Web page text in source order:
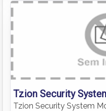
Tzion Security
Tzion Security System